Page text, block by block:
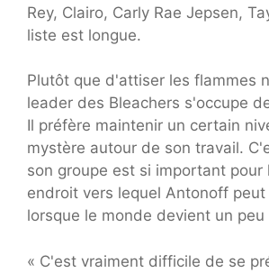
Rey, Clairo, Carly Rae Jepsen,
liste est longue.
Plutôt que d'attiser les flammes
leader des Bleachers s'occupe
Il préfère maintenir un certain
mystère autour de son travail.
son groupe est si important pour
endroit vers lequel Antonoff
lorsque le monde devient un
« C'est vraiment difficile de se